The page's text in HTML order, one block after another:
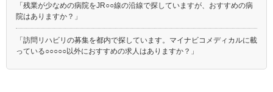
「残業が少なめの病院をJR○○線の沿線で探していますが、おすすめの病
院はありますか？」
「訪問リハビリの募集を都内で探しています。マイナビコメディカルに載
っている○○○○○以外におすすめの求人はありますか？」